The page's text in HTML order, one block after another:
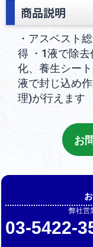
商品説明
・アスベスト
得 ・1液で除
化、養生シー
液で封じ込め
理)が行えます
お
弊社営
03-5422-